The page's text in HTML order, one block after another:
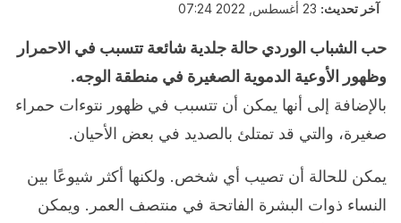
آخر تحديث: 23 أغسطس, 2022 07:24
حب الشباب الوردي حالة جلدية شائعة تتسبب في الاحمرار
وظهور الأوعية الدموية الصغيرة في منطقة الوجه.
بالإضافة إلى أنها يمكن أن تتسبب في ظهور نتوءات حمراء
صغيرة، والتي قد تمتلئ بالصديد في بعض الأحيان.
يمكن للحالة أن تصيب أي شخص. ولكنها أكثر شيوعًا بين
النساء ذوات البشرة الفاتحة في منتصف العمر. ويمكن